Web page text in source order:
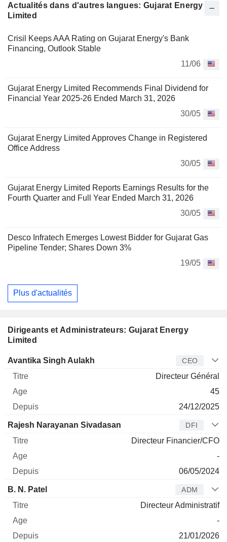
Actualités dans d'autres langues: Gujarat Energy
Limited
Crisil Keeps AAA Rating on Gujarat Energy's Bank
Financing, Outlook Stable
11/06
Gujarat Energy Limited Recommends Final Dividend for
Financial Year 2025-26 Ended March 31, 2026
30/05
Gujarat Energy Limited Approves Change in Registered
Office Address
30/05
Gujarat Energy Limited Reports Earnings Results for the
Fourth Quarter and Full Year Ended March 31, 2026
30/05
Desco Infratech Emerges Lowest Bidder for Gujarat Gas
Pipeline Tender; Shares Down 3%
19/05
Plus d'actualités
Dirigeants et Administrateurs: Gujarat Energy
Limited
Dirigeant Titre Age Depuis
Avantika Singh Aulakh CEO
Directeur Général
45
24/12/2025
Rajesh Narayanan Sivadasan DFI
Directeur Financier/CFO
-
06/05/2024
B. N. Patel ADM
Directeur Administratif
-
21/01/2026